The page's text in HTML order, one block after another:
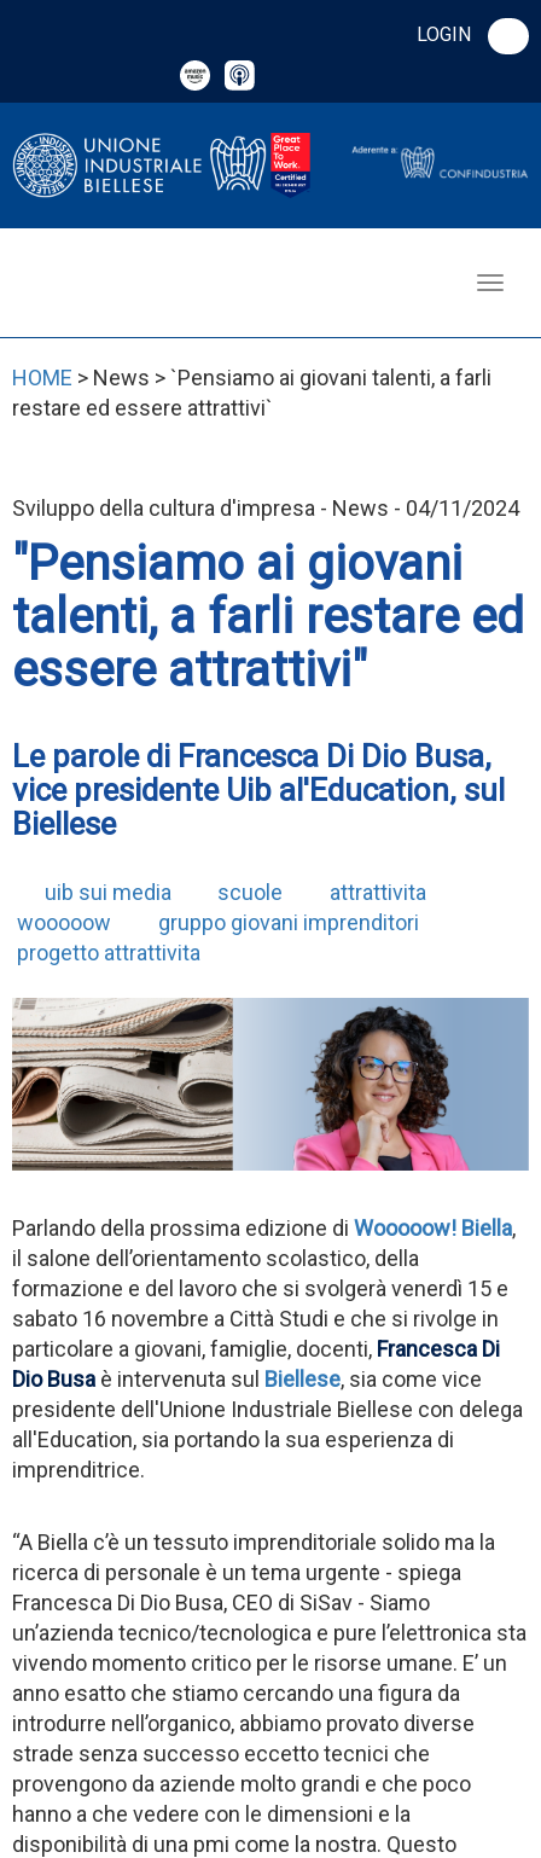
LOGIN
HOME > News > `Pensiamo ai giovani talenti, a farli
restare ed essere attrattivi`
Sviluppo della cultura d'impresa - News - 04/11/2024
"Pensiamo ai giovani
talenti, a farli restare ed
essere attrattivi"
Le parole di Francesca Di Dio Busa,
vice presidente Uib al'Education, sul
Biellese
uib sui media scuole
attrattivita
wooooow
gruppo giovani imprenditori
progetto attrattivita
Parlando della prossima edizione di Wooooow! Biella,
il salone dell’orientamento scolastico, della
formazione e del lavoro che si svolgerà venerdì 15 e
sabato 16 novembre a Città Studi e che si rivolge in
particolare a giovani, famiglie, docenti, Francesca Di
Dio Busa è intervenuta sul Biellese, sia come vice
presidente dell'Unione Industriale Biellese con delega
all'Education, sia portando la sua esperienza di
imprenditrice.
“A Biella c’è un tessuto imprenditoriale solido ma la
ricerca di personale è un tema urgente - spiega
Francesca Di Dio Busa, CEO di SiSav - Siamo
un’azienda tecnico/tecnologica e pure l’elettronica sta
vivendo momento critico per le risorse umane. E’ un
anno esatto che stiamo cercando una figura da
introdurre nell’organico, abbiamo provato diverse
strade senza successo eccetto tecnici che
provengono da aziende molto grandi e che poco
hanno a che vedere con le dimensioni e la
disponibilità di una pmi come la nostra. Questo